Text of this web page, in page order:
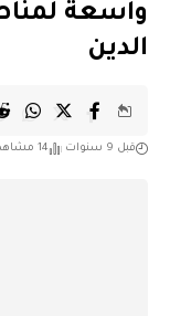
واسعة
الدين
قبل 9 سنوات 14 مشاهدات